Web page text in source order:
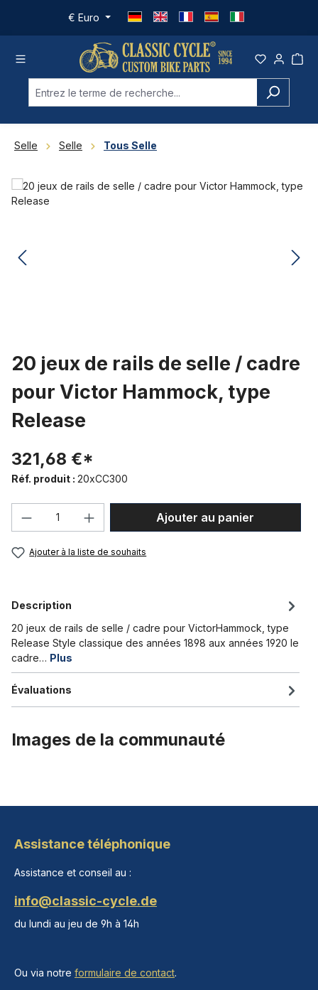
Passer au contenu principal
€ Euro
Selle Selle Tous Selle
Ignorer la galerie d'images
20 jeux de rails de selle / cadre
pour Victor Hammock, type
Release
321,68 €*
Réf. produit : 20xCC300
Quantité de produit : Entrez la
Ajouter au panier
Ajouter à la liste de souhaits
Description
20 jeux de rails de selle / cadre pour VictorHammock, type
Release Style classique des années 1898 aux années 1920 le
cadre… Plus
Évaluations
Images de la communauté
Assistance téléphonique
Assistance et conseil au :
info@classic-cycle.de
du lundi au jeu de 9h à 14h
Ou via notre formulaire de contact.